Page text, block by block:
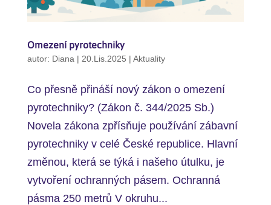
Omezení pyrotechniky
autor: Diana | 20.Lis.2025 | Aktuality
Co přesně přináší nový zákon o omezení
pyrotechniky? (Zákon č. 344/2025 Sb.)
Novela zákona zpřísňuje používání zábavní
pyrotechniky v celé České republice. Hlavní
změnou, která se týká i našeho útulku, je
vytvoření ochranných pásem. Ochranná
pásma 250 metrů V okruhu...